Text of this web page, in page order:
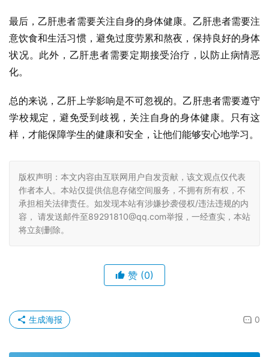
最后，乙肝患者需要关注自身的身体健康。乙肝患者需要注
意饮食和生活习惯，避免过度劳累和熬夜，保持良好的身体
状况。此外，乙肝患者需要定期接受治疗，以防止病情恶
化。
总的来说，乙肝上学影响是不可忽视的。乙肝患者需要遵守
学校规定，避免受到歧视，关注自身的身体健康。只有这
样，才能保障学生的健康和安全，让他们能够安心地学习。
版权声明：本文内容由互联网用户自发贡献，该文观点仅代表
作者本人。本站仅提供信息存储空间服务，不拥有所有权，不
承担相关法律责任。如发现本站有涉嫌抄袭侵权/违法违规的内
容， 请发送邮件至89291810@qq.com举报，一经查实，本站
将立刻删除。
赞 (0)
0
生成海报